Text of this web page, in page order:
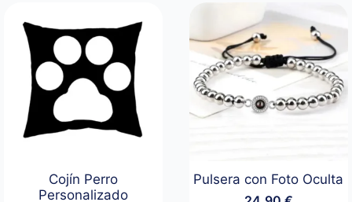
desde
19,90 €
hasta
21,90 €
Cojín Perro
Personalizado
Pulsera con Foto Oculta